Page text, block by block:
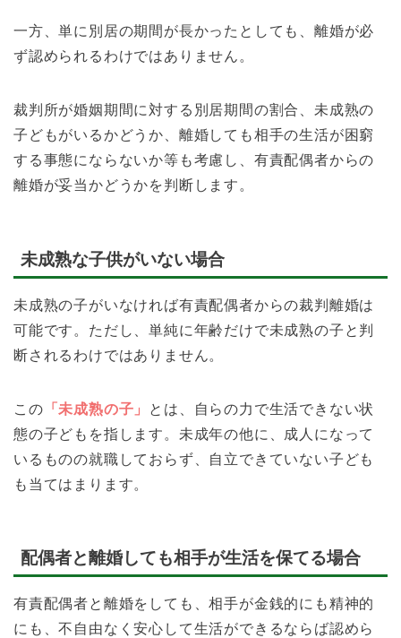
一方、単に別居の期間が長かったとしても、離婚が必
ず認められるわけではありません。
裁判所が婚姻期間に対する別居期間の割合、未成熟の
子どもがいるかどうか、離婚しても相手の生活が困窮
する事態にならないか等も考慮し、有責配偶者からの
離婚が妥当かどうかを判断します。
未成熟な子供がいない場合
未成熟の子がいなければ有責配偶者からの裁判離婚は
可能です。ただし、単純に年齢だけで未成熟の子と判
断されるわけではありません。
この 「未成熟の子」
とは、自らの力で生活できない状
態の子どもを指します。未成年の他に、成人になって
いるものの就職しておらず、自立できていない子ども
も当てはまります。
配偶者と離婚しても相手が生活を保てる場合
有責配偶者と離婚をしても、相手が金銭的にも精神的
にも、不自由なく安心して生活ができるならば認めら